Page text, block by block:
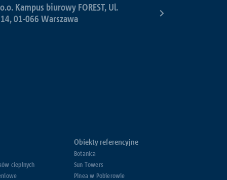
Kampus biurowy FOREST, Ul.
01-066 Warszawa
cieplnych
Obiekty referencyjne
Botanica
Sun Towers
Pinea w Pobierowie